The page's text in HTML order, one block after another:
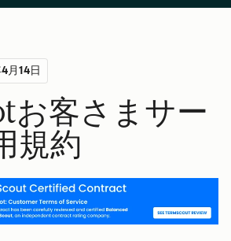
月14日
お客さまサー
規約